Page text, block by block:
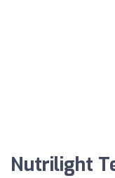
Nutrilight